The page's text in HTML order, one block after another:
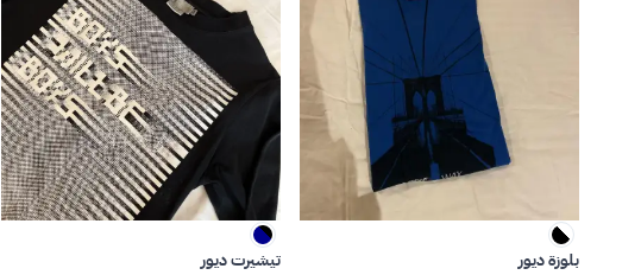
بلوزة ديور تيشيرت ديور